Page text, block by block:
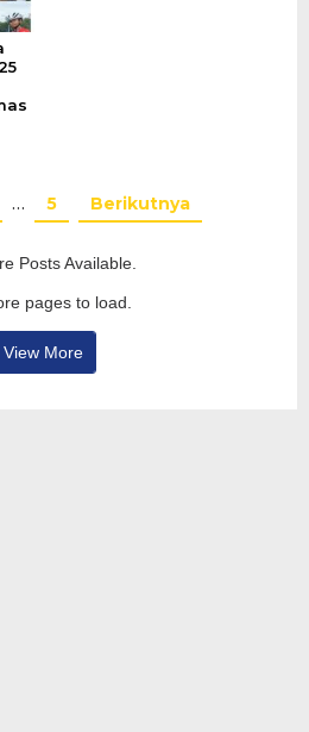
… 5 Berikutnya
Posts Available.
pages to load.
View More